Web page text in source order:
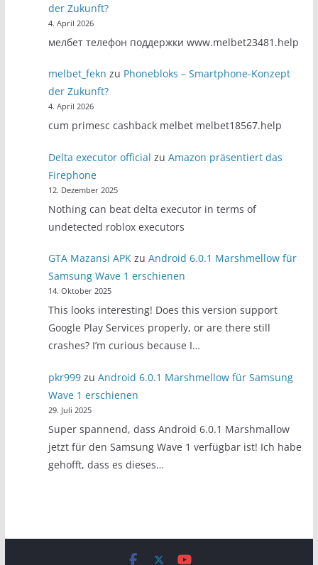
der Zukunft?
4. April 2026
мелбет телефон поддержки www.melbet23481.help
melbet_fekn zu Phonebloks – Smartphone-Konzept
der Zukunft?
4. April 2026
cum primesc cashback melbet melbet18567.help
Delta executor official zuAmazon präsentiert das
Firephone
12. Dezember 2025
Nothing can beat delta executor in terms of
undetected roblox executors
GTA Mazansi APK zuAndroid 6.0.1 Marshmellow für
Samsung Wave 1 erschienen
14. Oktober 2025
This looks interesting! Does this version support
Google Play Services properly, or are there still
crashes? I’m curious because I…
pkr999 zuAndroid 6.0.1 Marshmellow für Samsung
Wave 1 erschienen
29. Juli 2025
Super spannend, dass Android 6.0.1 Marshmallow
jetzt für den Samsung Wave 1 verfügbar ist! Ich habe
gehofft, dass es dieses…